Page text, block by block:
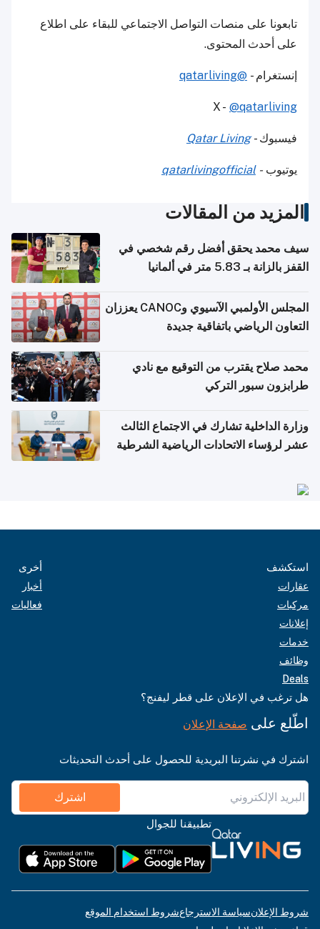
تابعونا على منصات التواصل الاجتماعي للبقاء على اطلاع
على أحدث المحتوى.
إنستغرام - @qatarliving
X - @qatarliving
فيسبوك -Qatar Living
يوتيوب -
qatarlivingofficial
المزيد من المقالات
سيف محمد يحقق أفضل رقم شخصي في
القفز بالزانة بـ 5.83 متر في ألمانيا
المجلس الأولمبي الآسيوي وCANOC يعززان
التعاون الرياضي باتفاقية جديدة
محمد صلاح يقترب من التوقيع مع نادي
طرابزون سبور التركي
وزارة الداخلية تشارك في الاجتماع الثالث
عشر لرؤساء الاتحادات الرياضية الشرطية
استكشف
عقارات
مركبات
إعلانات
خدمات
وظائف
Deals
أخرى
أخبار
فعاليات
هل ترغب في الإعلان على قطر ليفنج؟
اطّلع على صفحة الإعلان
اشترك في نشرتنا البريدية للحصول على أحدث التحديثات
اشترك
تطبيقنا للجوال
شروط الإعلانسياسة الاسترجاعشروط استخدام الموقع